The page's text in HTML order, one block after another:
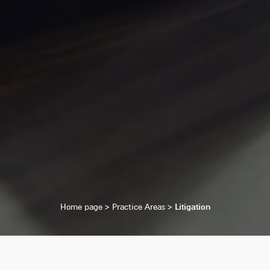
Home page> Practice Areas> Litigation